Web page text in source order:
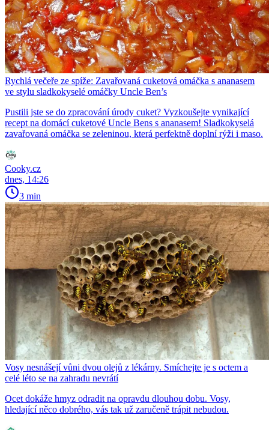
Rychlá večeře ze spíže: Zavařovaná cuketová omáčka s ananasem
ve stylu sladkokyselé omáčky Uncle Ben’s
Pustili jste se do zpracování úrody cuket? Vyzkoušejte vynikající
recept na domácí cuketové Uncle Bens s ananasem! Sladkokyselá
zavařovaná omáčka se zeleninou, která perfektně doplní rýži i maso.
Cooky.cz
dnes, 14:26
3 min
Vosy nesnášejí vůni dvou olejů z lékárny. Smíchejte je s octem a
celé léto se na zahradu nevrátí
Ocet dokáže hmyz odradit na opravdu dlouhou dobu. Vosy,
hledající něco dobrého, vás tak už zaručeně trápit nebudou.